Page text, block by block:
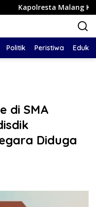
Kota Cek Dua
Politik Peristiwa
di SMA
Diduga